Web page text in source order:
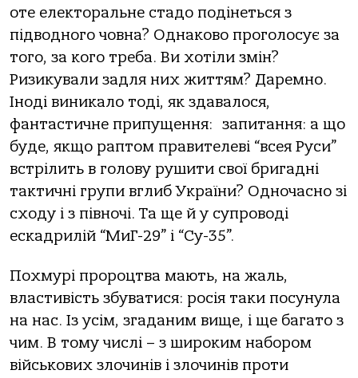
оте електоральне стадо подінеться з
підводного човна? Однаково проголосує за
того, за кого треба. Ви хотіли змін?
Ризикували задля них життям? Даремно.
Іноді виникало тоді, як здавалося,
фантастичне припущення: запитання: а що
буде, якщо раптом правителеві “всея Руси”
встрілить в голову рушити свої бригадні
тактичні групи вглиб України? Одночасно зі
сходу і з півночі. Та ще й у супроводі
ескадрилій “МиГ-29” і “Су-35”.
Похмурі пророцтва мають, на жаль,
властивість збуватися: росія таки посунула
на нас. Із усім, згаданим вище, і ще багато з
чим. В тому числі – з широким набором
військових злочинів і злочинів проти